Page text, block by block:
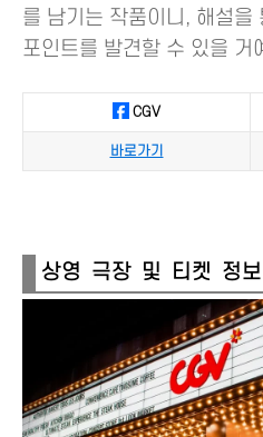
를 남기는 작품이니, 해설을
포인트를 발견할 수 있을 거
CGV
바로가기
상영 극장 및 티켓